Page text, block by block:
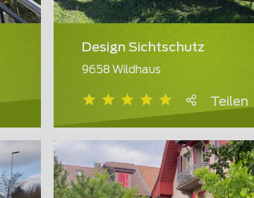
Design Sichtschutz
9658 Wildhaus
Teilen